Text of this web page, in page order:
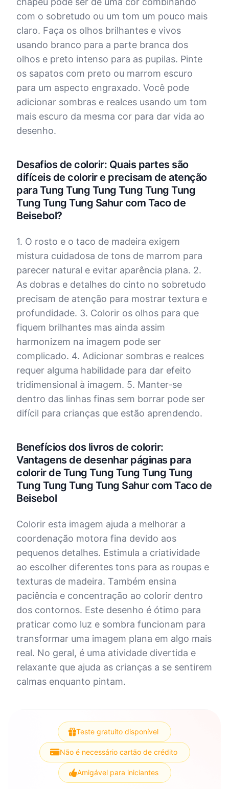
com o sobretudo ou um tom um pouco mais
claro. Faça os olhos brilhantes e vivos
usando branco para a parte branca dos
olhos e preto intenso para as pupilas. Pinte
os sapatos com preto ou marrom escuro
para um aspecto engraxado. Você pode
adicionar sombras e realces usando um tom
mais escuro da mesma cor para dar vida ao
desenho.
Desafios de colorir: Quais partes são
difíceis de colorir e precisam de atenção
para Tung Tung Tung Tung Tung Tung
Tung Tung Tung Sahur com Taco de
Beisebol?
1. O rosto e o taco de madeira exigem
mistura cuidadosa de tons de marrom para
parecer natural e evitar aparência plana. 2.
As dobras e detalhes do cinto no sobretudo
precisam de atenção para mostrar textura e
profundidade. 3. Colorir os olhos para que
fiquem brilhantes mas ainda assim
harmonizem na imagem pode ser
complicado. 4. Adicionar sombras e realces
requer alguma habilidade para dar efeito
tridimensional à imagem. 5. Manter-se
dentro das linhas finas sem borrar pode ser
difícil para crianças que estão aprendendo.
Benefícios dos livros de colorir:
Vantagens de desenhar páginas para
colorir de Tung Tung Tung Tung Tung
Tung Tung Tung Tung Sahur com Taco de
Beisebol
Colorir esta imagem ajuda a melhorar a
coordenação motora fina devido aos
pequenos detalhes. Estimula a criatividade
ao escolher diferentes tons para as roupas e
texturas de madeira. Também ensina
paciência e concentração ao colorir dentro
dos contornos. Este desenho é ótimo para
praticar como luz e sombra funcionam para
transformar uma imagem plana em algo mais
real. No geral, é uma atividade divertida e
relaxante que ajuda as crianças a se sentirem
calmas enquanto pintam.
Teste gratuito disponível
Não é necessário cartão de crédito
Amigável para iniciantes